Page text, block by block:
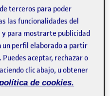
terceros para poder
las funcionalidades del
para mostrarte publicidad
un perfil elaborado a partir
aceptar, rechazar o
clic abajo, u obtener
de cookies.